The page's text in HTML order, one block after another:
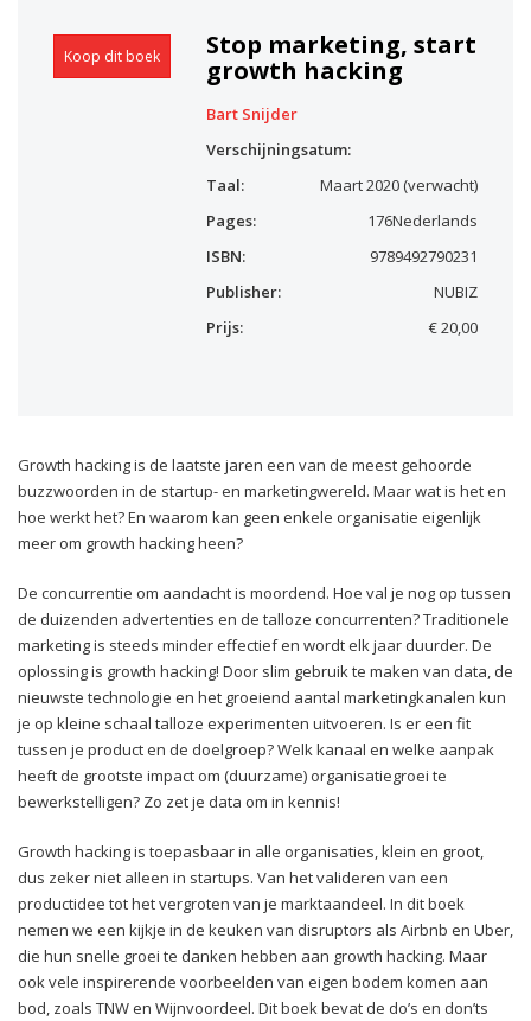
Koop dit boek
Stop marketing, start
growth hacking
Bart Snijder
Verschijningsatum:
Maart 2020 (verwacht)
Taal:
Nederlands
Pages:
176
ISBN:
9789492790231
Publisher:
NUBIZ
Prijs:
€ 20,00
Growth hacking is de laatste jaren een van de meest gehoorde
buzzwoorden in de startup- en marketingwereld. Maar wat is het en
hoe werkt het? En waarom kan geen enkele organisatie eigenlijk
meer om growth hacking heen?
De concurrentie om aandacht is moordend. Hoe val je nog op tussen
de duizenden advertenties en de talloze concurrenten? Traditionele
marketing is steeds minder effectief en wordt elk jaar duurder. De
oplossing is growth hacking! Door slim gebruik te maken van data, de
nieuwste technologie en het groeiend aantal marketingkanalen kun
je op kleine schaal talloze experimenten uitvoeren. Is er een fit
tussen je product en de doelgroep? Welk kanaal en welke aanpak
heeft de grootste impact om (duurzame) organisatiegroei te
bewerkstelligen? Zo zet je data om in kennis!
Growth hacking is toepasbaar in alle organisaties, klein en groot,
dus zeker niet alleen in startups. Van het valideren van een
productidee tot het vergroten van je marktaandeel. In dit boek
nemen we een kijkje in de keuken van disruptors als Airbnb en Uber,
die hun snelle groei te danken hebben aan growth hacking. Maar
ook vele inspirerende voorbeelden van eigen bodem komen aan
bod, zoals TNW en Wijnvoordeel. Dit boek bevat de do’s en don’ts